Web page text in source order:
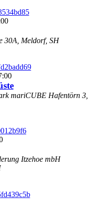
30A, Meldorf, SH
mariCUBE Hafentörn 3,
Itzehoe mbH